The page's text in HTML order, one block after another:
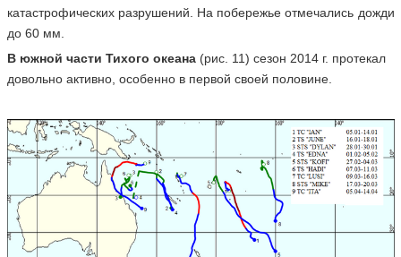
катастрофических разрушений. На побережье отмечались дожди
до 60 мм.
В южной части Тихого океана (рис. 11) сезон 2014 г. протекал
довольно активно, особенно в первой своей половине.